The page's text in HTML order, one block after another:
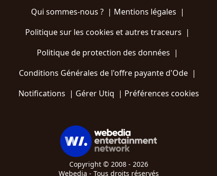
Qui sommes-nous ?| Mentions légales |
Politique sur les cookies et autres traceurs |
Politique de protection des données |
Conditions Générales de l'offre payante d'Ode |
Notifications | Gérer Utiq | Préférences cookies
Copyright © 2008 - 2026
Webedia - Tous droits réservés